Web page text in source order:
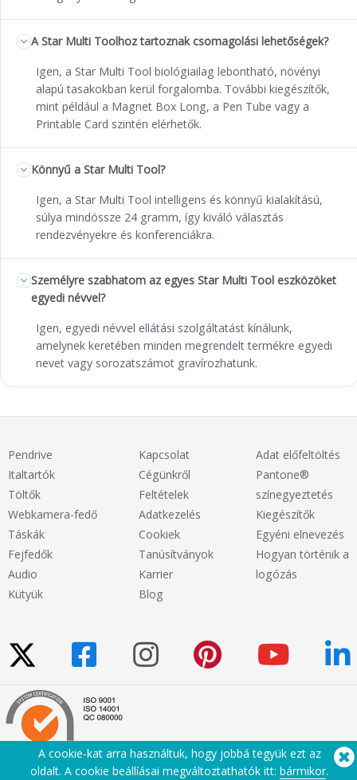
A Star Multi Toolhoz tartoznak csomagolási lehetőségek?
Igen, a Star Multi Tool biológiailag lebontható, növényi
alapú tasakokban kerül forgalomba. További kiegészítők,
mint például a Magnet Box Long, a Pen Tube vagy a
Printable Card szintén elérhetők.
Könnyű a Star Multi Tool?
Igen, a Star Multi Tool intelligens és könnyű kialakítású,
súlya mindössze 24 gramm, így kiváló választás
rendezvényekre és konferenciákra.
Személyre szabhatom az egyes Star Multi Tool eszközöket
egyedi névvel?
Igen, egyedi névvel ellátási szolgáltatást kínálunk,
amelynek keretében minden megrendelt termékre egyedi
nevet vagy sorozatszámot gravírozhatunk.
Pendrive
Italtartók
Töltők
Webkamera-fedő
Táskák
Fejfedők
Audio
Kütyük
Kapcsolat
Cégünkről
Feltételek
Adatkezelés
Cookiek
Tanúsítványok
Karrier
Blog
Adat előfeltöltés
Pantone®
színegyeztetés
Kiegészítők
Egyéni elnevezés
Hogyan történik a
logózás
A cookie-kat arra használtuk, hogy jobbá tegyük ezt az
oldalt. A cookie beállíásai megváltoztathatók itt: bármikor.